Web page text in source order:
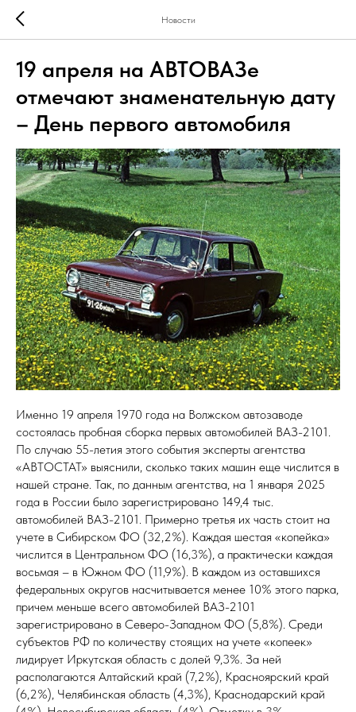
Новости
19 апреля на АВТОВАЗе
отмечают знаменательную дату
– День первого автомобиля
Именно 19 апреля 1970 года на Волжском автозаводе
состоялась пробная сборка первых автомобилей ВАЗ-2101.
По случаю 55-летия этого события эксперты агентства
«АВТОСТАТ» выяснили, сколько таких машин еще числится в
нашей стране. Так, по данным агентства, на 1 января 2025
года в России было зарегистрировано 149,4 тыс.
автомобилей ВАЗ-2101. Примерно третья их часть стоит на
учете в Сибирском ФО (32,2%). Каждая шестая «копейка»
числится в Центральном ФО (16,3%), а практически каждая
восьмая – в Южном ФО (11,9%). В каждом из оставшихся
федеральных округов насчитывается менее 10% этого парка,
причем меньше всего автомобилей ВАЗ-2101
зарегистрировано в Северо-Западном ФО (5,8%). Среди
субъектов РФ по количеству стоящих на учете «копеек»
лидирует Иркутская область с долей 9,3%. За ней
располагаются Алтайский край (7,2%), Красноярский край
(6,2%), Челябинская область (4,3%), Краснодарский край